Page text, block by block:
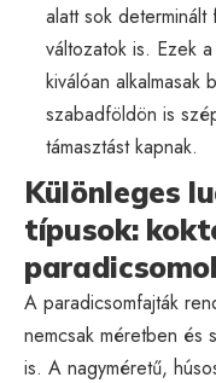
alatt sok determinált
változatok is. Ezek
kiválóan
szabadföldön is
támasztást kapnak.
Különleges
típusok:
A paradicsomfajták
nemcsak méretben és
is. A nagyméretű,